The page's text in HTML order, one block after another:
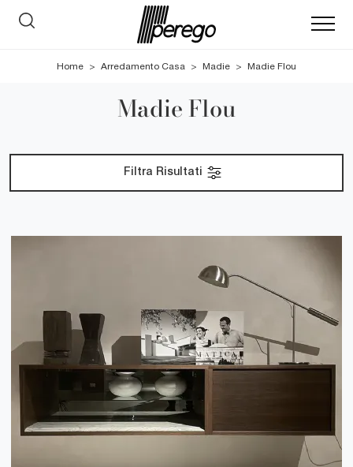
Home > Arredamento Casa > Madie > Madie Flou
Madie Flou
Filtra Risultati